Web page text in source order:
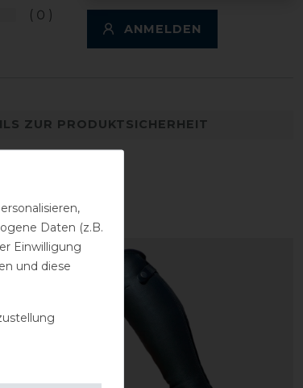
0
ANMELDEN
ZUR PRODUKTSICHERHEIT
Daten (z.B.
Einwilligung
und diese